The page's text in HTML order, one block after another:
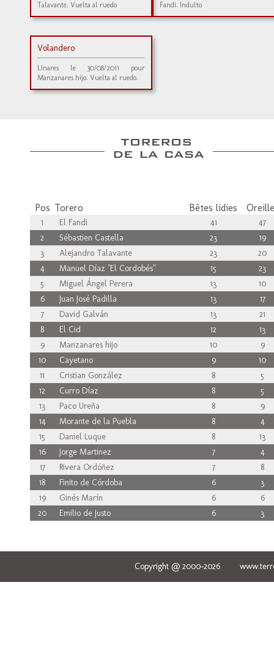
Talavante. Vuelta al ruedo
Fandi. Indulto
Volandero
Linares le 30/08/2011 pour
Manzanares hijo. Vuelta al ruedo.
Pos Torero Bêtes lidies
1 El Fandi 41
47
2
Sébastien Castella 23
19
3
Alejandro Talavante 23
20
4
Manuel Díaz "El Cordobés" 15
23
5
Miguel Ángel Perera 13
10
6
Juan José Padilla 13
17
7
David Galván 13
21
8
El Cid 12
13
9
Manzanares hijo 10
9
10
Cayetano 9
10
11
Cristian González 8
5
12
Curro Díaz 8
5
13
Paco Ureña 8
9
14
Morante de la Puebla 8
4
15
Daniel Luque 8
13
16
Jorge Martinez 7
4
17
Rivera Ordóñez 7
8
18
Finito de Córdoba 6
3
19
Ginés Marín 6
6
20
Emilio de Justo 6 3
Copyright @ 2000-2026